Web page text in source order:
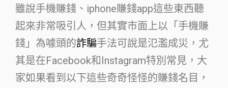
雖說手機賺錢、iphone賺錢app這些東西聽
起來非常吸引人，但其實市面上以「手機賺
錢」為噱頭的詐騙手法可說是氾濫成災，尤
其是在Facebook和Instagram特別常見，大
家如果看到以下這些奇奇怪怪的賺錢名目，